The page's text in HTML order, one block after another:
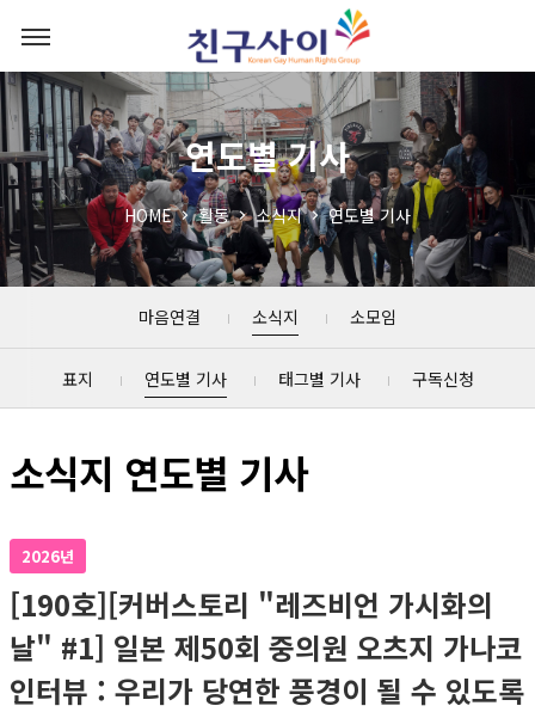
연도별 기사
HOME 활동 소식지 연도별 기사
마음연결 소식지 소모임
표지 연도별 기사 태그별 기사 구독신청
소식지 연도별 기사
2026년
[190호][커버스토리 "레즈비언 가시화의
날" #1] 일본 제50회 중의원 오츠지 가나코
인터뷰 : 우리가 당연한 풍경이 될 수 있도록